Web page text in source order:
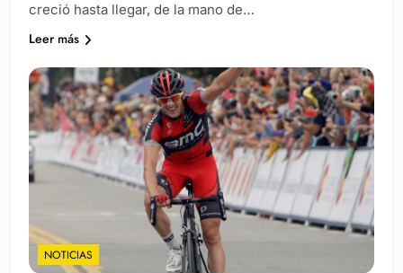
creció hasta llegar, de la mano de…
Leer más
NOTICIAS